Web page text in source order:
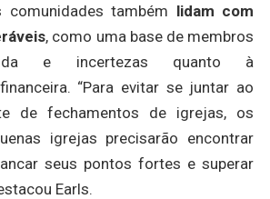
comunidades também lidam com
, como uma base de membros
e incertezas quanto à
“Para evitar se juntar ao
de fechamentos de igrejas, os
igrejas precisarão encontrar
seus pontos fortes e superar
Earls.